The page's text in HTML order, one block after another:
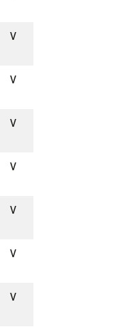
V
V
V
V
V
V
V